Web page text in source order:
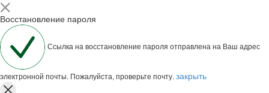
Восстановление пароля
Ссылка на восстановление пароля отправлена на Ваш адрес
электронной почты. Пожалуйста, проверьте почту. закрыть